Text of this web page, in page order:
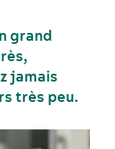
grand
jamais
très peu.